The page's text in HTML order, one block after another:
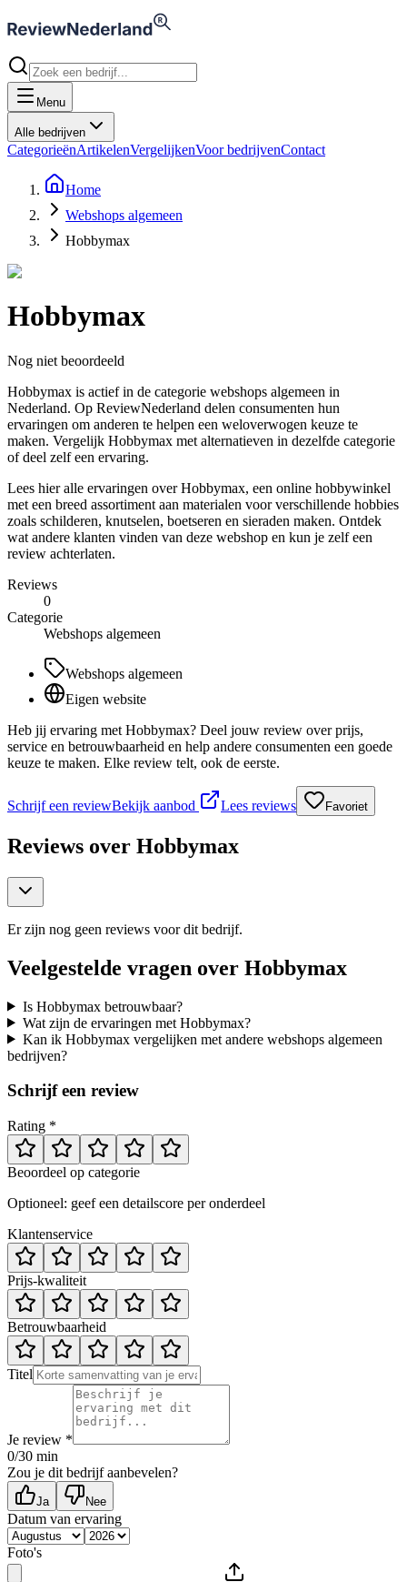
Menu
Alle bedrijven
CategorieënArtikelenVergelijkenVoor bedrijvenContact
Home
Webshops algemeen
Hobbymax
Hobbymax
Nog niet beoordeeld
Hobbymax is actief in de categorie webshops algemeen in
Nederland. Op ReviewNederland delen consumenten hun
ervaringen om anderen te helpen een weloverwogen keuze te
maken. Vergelijk Hobbymax met alternatieven in dezelfde categorie
of deel zelf een ervaring.
Lees hier alle ervaringen over Hobbymax, een online hobbywinkel
met een breed assortiment aan materialen voor verschillende hobbies
zoals schilderen, knutselen, boetseren en sieraden maken. Ontdek
wat andere klanten vinden van deze webshop en kun je zelf een
review achterlaten.
Reviews
0
Categorie
Webshops algemeen
Webshops algemeen
Eigen website
Heb jij ervaring met Hobbymax? Deel jouw review over prijs,
service en betrouwbaarheid en help andere consumenten een goede
keuze te maken. Elke review telt, ook de eerste.
Schrijf een reviewBekijk aanbod Lees reviews Favoriet
Reviews over Hobbymax
Er zijn nog geen reviews voor dit bedrijf.
Veelgestelde vragen over Hobbymax
Is Hobbymax betrouwbaar?
Wat zijn de ervaringen met Hobbymax?
Kan ik Hobbymax vergelijken met andere webshops algemeen
bedrijven?
Schrijf een review
Rating *
Beoordeel op categorie
Optioneel: geef een detailscore per onderdeel
Klantenservice
Prijs-kwaliteit
Betrouwbaarheid
Titel
Je review *
0/30 min
Zou je dit bedrijf aanbevelen?
Ja Nee
Datum van ervaring
Foto's